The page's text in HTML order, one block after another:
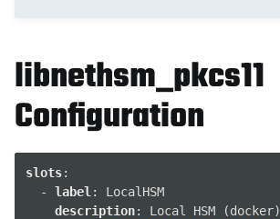
libnethsm_pkcs11
Configuration
slots:
-
label :
LocalHSM
description:
Local HSM (docker)